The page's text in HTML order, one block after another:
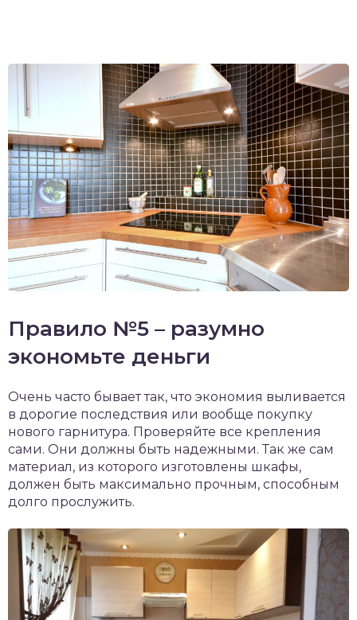
Правило №5 – разумно
экономьте деньги
Очень часто бывает так, что экономия выливается
в дорогие последствия или вообще покупку
нового гарнитура. Проверяйте все крепления
сами. Они должны быть надежными. Так же сам
материал, из которого изготовлены шкафы,
должен быть максимально прочным, способным
долго прослужить.